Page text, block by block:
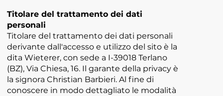
Titolare del trattamento dei dati
personali
Titolare del trattamento dei dati personali
derivante dall'accesso e utilizzo del sito è la
dita Wieterer, con sede a I-39018 Terlano
(BZ), Via Chiesa, 16. Il garante della privacy è
la signora Christian Barbieri. Al fine di
conoscere in modo dettagliato le modalità